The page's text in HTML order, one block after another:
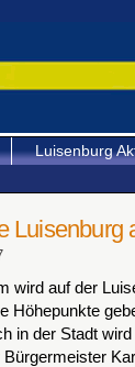
Luisenburg
Luisenburg
wird auf der
Höhepunkte
in der Stadt
Bürgermeister